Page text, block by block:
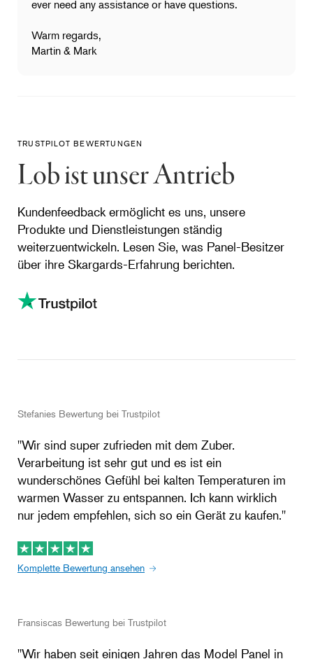
ever need any assistance or have questions.
Warm regards,
Martin & Mark
TRUSTPILOT BEWERTUNGEN
Lob ist unser Antrieb
Kundenfeedback ermöglicht es uns, unsere
Produkte und Dienstleistungen ständig
weiterzuentwickeln. Lesen Sie, was Panel-Besitzer
über ihre Skargards-Erfahrung berichten.
Stefanies Bewertung bei Trustpilot
''Wir sind super zufrieden mit dem Zuber.
Verarbeitung ist sehr gut und es ist ein
wunderschönes Gefühl bei kalten Temperaturen im
warmen Wasser zu entspannen. Ich kann wirklich
nur jedem empfehlen, sich so ein Gerät zu kaufen.''
Komplette Bewertung ansehen
Fransiscas Bewertung bei Trustpilot
''Wir haben seit einigen Jahren das Model Panel in